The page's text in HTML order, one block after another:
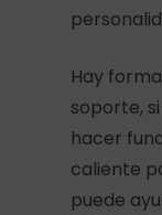
Hay
soporte,
hacer
caliente
puede